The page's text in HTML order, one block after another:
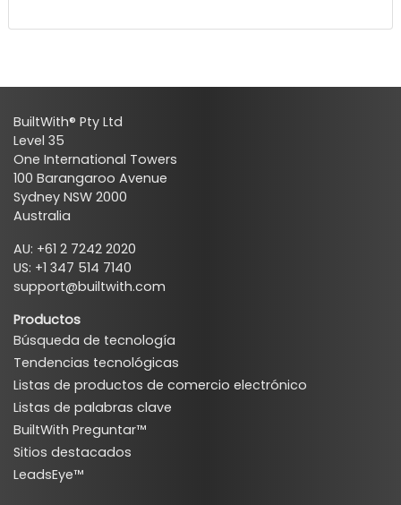
BuiltWith® Pty Ltd
Level 35
One International Towers
100 Barangaroo Avenue
Sydney NSW 2000
Australia
AU: +61 2 7242 2020
US: +1 347 514 7140
support@builtwith.com
Productos
Búsqueda de tecnología
Tendencias tecnológicas
Listas de productos de comercio electrónico
Listas de palabras clave
BuiltWith Preguntar™
Sitios destacados
LeadsEye™